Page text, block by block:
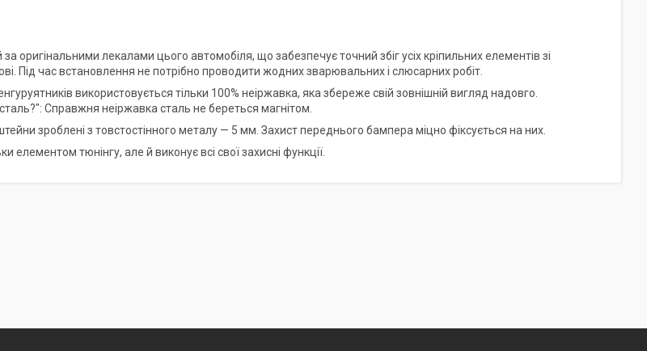
оригінальними лекалами цього автомобіля, що забезпечує точний збіг усіх кріпильних елементів зі
Під час встановлення не потрібно проводити жодних зварювальних і слюсарних робіт.
використовується тільки 100% неіржавка, яка збереже свій зовнішній вигляд надовго.
Справжня неіржавка сталь не береться магнітом.
зроблені з товстостінного металу — 5 мм. Захист переднього бампера міцно фіксується на них.
елементом тюнінгу, але й виконує всі свої захисні функції.